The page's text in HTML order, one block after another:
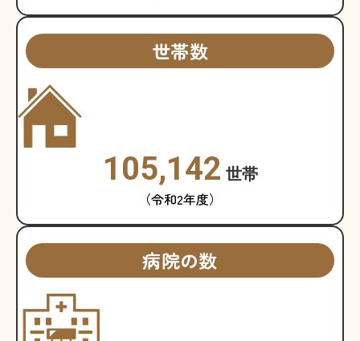
世帯数
105,142 世帯
（令和2年度）
病院の数